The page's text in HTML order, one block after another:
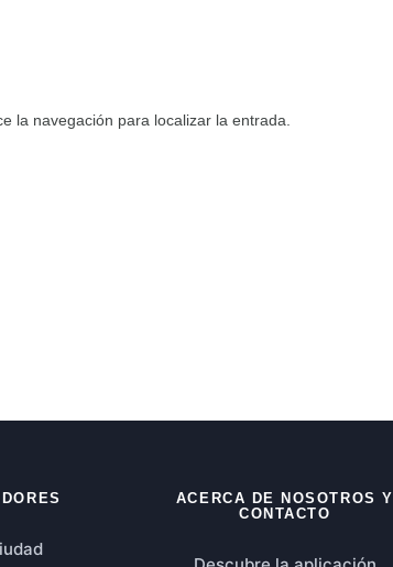
la navegación para localizar la entrada.
ACERCA DE NOSOTROS Y
CONTACTO